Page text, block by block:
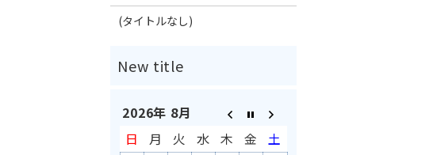
(タイトルなし)
2026年 8月
日
月 火 水 木 金
土